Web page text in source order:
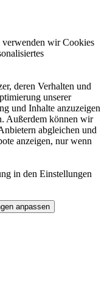
wir Cookies
deren Verhalten und
unserer
und Inhalte anzuzeigen
Außerdem können wir
abgleichen und
anzeigen, nur wenn
in den Einstellungen
anpassen